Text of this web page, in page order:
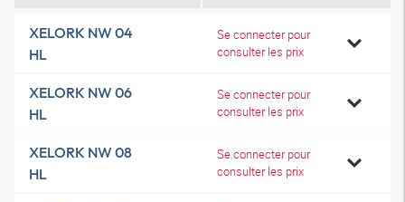
XELORK NW 04
HL
Se connecter pour
consulter les prix
XELORK NW 06
HL
Se connecter pour
consulter les prix
XELORK NW 08
HL
Se connecter pour
consulter les prix